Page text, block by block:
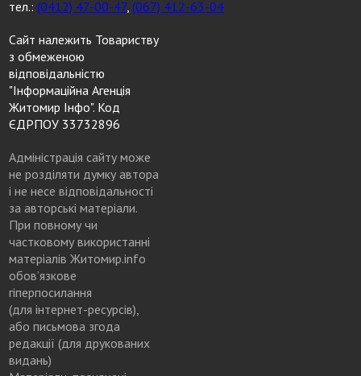
тел.:(0412) 47-00-47,(067) 412-63-04
Сайт належить Товариству
з обмеженою
відповідальністю
"Інформаційна Агенція
Житомир Інфо". Код
ЄДРПОУ 33732896
Адміністрація сайту може
не розділяти думку автора
і не несе відповідальності
за авторські матеріали.
При повному чи
частковому використанні
матеріалів Житомир.info
обов’язкове
гіперпосилання
(для інтернет-ресурсів),
або письмова згода
редакції (для друкованих
видань)